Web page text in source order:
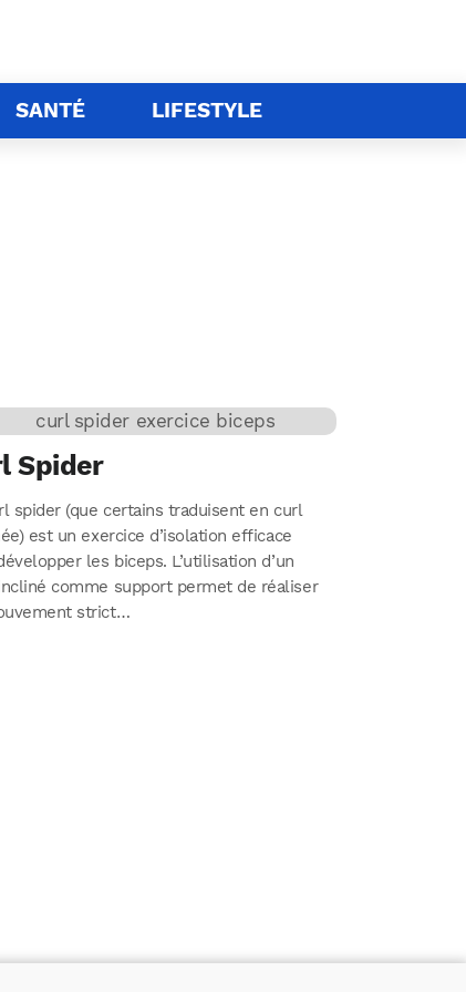
SANTÉ LIFESTYLE
Spider
spider (que certains traduisent en curl
est un exercice d’isolation efficace
les biceps. L’utilisation d’un
comme support permet de réaliser
strict…